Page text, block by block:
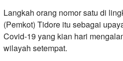
Langkah orang nomor satu di
(Pemkot) Tidore itu sebagai
Covid-19 yang kian hari
wilayah setempat.